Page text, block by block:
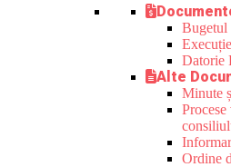
Bugetul
Datorie
Alte
Minute
Ordine